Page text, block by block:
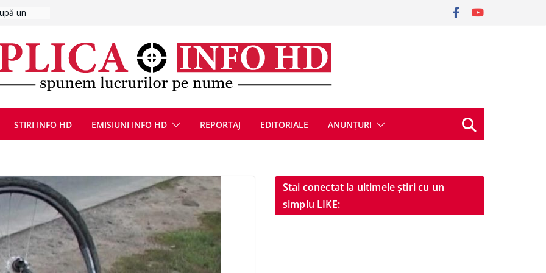
reunite
la cea de-
de
înSTIRI INFO HD EMISIUNI INFO HD REPORTAJ EDITORIALE ANUNȚURI
Stai conectat la ultimele știri cu un
simplu LIKE: